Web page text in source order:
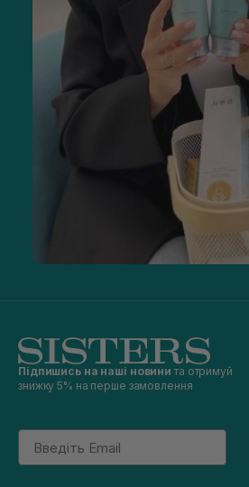
Підпишись на наші новини та отримуй
знижку 5% на перше замовлення
Email